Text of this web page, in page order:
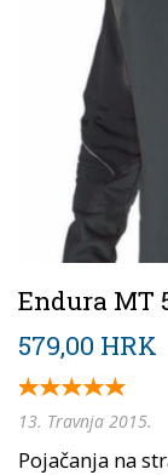
Endura MT
579,00 HRK
13. Travnja 2015.
Pojačanja na